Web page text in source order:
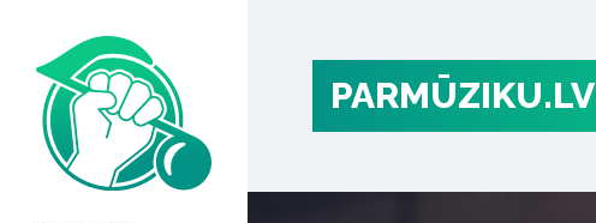
PARMŪZIKU.LV